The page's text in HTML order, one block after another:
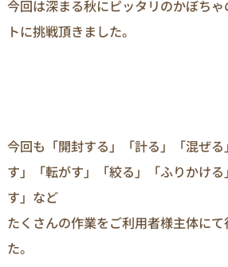
今回は深まる秋にピッタリのかぼち
トに挑戦頂きました。
今回も「開封する」「計る」「混ぜ
す」「転がす」「絞る」「ふりかけ
す」など
たくさんの作業をご利用者様主体に
た。